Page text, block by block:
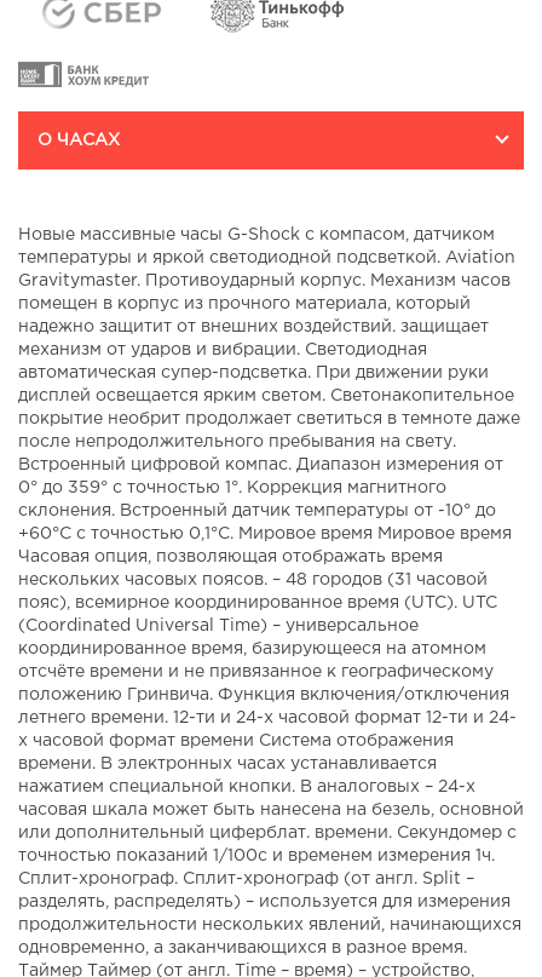
О ЧАСАХ
Новые массивные часы G-Shock с компасом, датчиком
температуры и яркой светодиодной подсветкой. Aviation
Gravitymaster. Противоударный корпус. Механизм часов
помещен в корпус из прочного материала, который
надежно защитит от внешних воздействий. защищает
механизм от ударов и вибрации. Светодиодная
автоматическая супер-подсветка. При движении руки
дисплей освещается ярким светом. Светонакопительное
покрытие необрит продолжает светиться в темноте даже
после непродолжительного пребывания на свету.
Встроенный цифровой компас. Диапазон измерения от
0° до 359° с точностью 1°. Коррекция магнитного
склонения. Встроенный датчик температуры от -10° до
+60°С с точностью 0,1°C. Мировое время Мировое время
Часовая опция, позволяющая отображать время
нескольких часовых поясов. – 48 городов (31 часовой
пояс), всемирное координированное время (UTC). UTC
(Coordinated Universal Time) – универсальное
координированное время, базирующееся на атомном
отсчёте времени и не привязанное к географическому
положению Гринвича. Функция включения/отключения
летнего времени. 12-ти и 24-х часовой формат 12-ти и 24-
х часовой формат времени Система отображения
времени. В электронных часах устанавливается
нажатием специальной кнопки. В аналоговых – 24-х
часовая шкала может быть нанесена на безель, основной
или дополнительный циферблат. времени. Секундомер с
точностью показаний 1/100с и временем измерения 1ч.
Сплит-хронограф. Сплит-хронограф (от англ. Split –
разделять, распределять) – используется для измерения
продолжительности нескольких явлений, начинающихся
одновременно, а заканчивающихся в разное время.
Таймер Таймер (от англ. Time – время) – устройство,